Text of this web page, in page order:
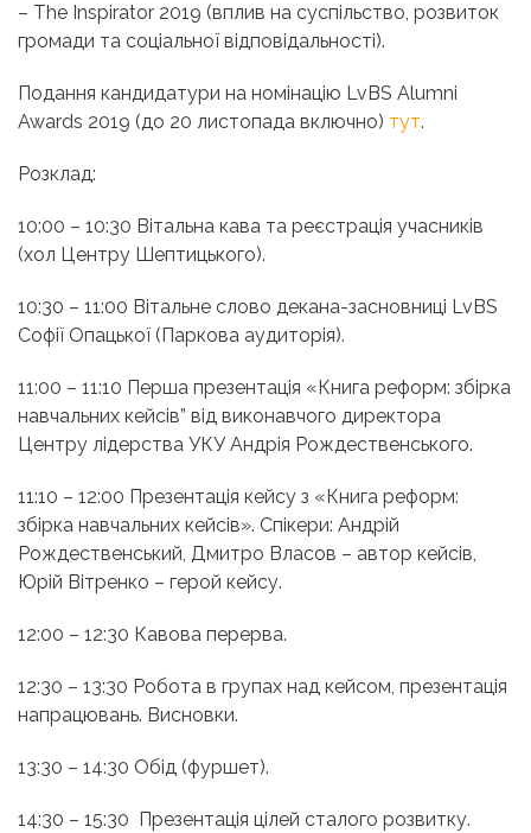
– The Inspirator 2019 (вплив на суспільство, розвиток
громади та соціальної відповідальності).
Подання кандидатури на номінацію LvBS Alumni
Awards 2019 (до 20 листопада включно) тут.
Розклад:
10:00 – 10:30 Вітальна кава та реєстрація учасників
(хол Центру Шептицького).
10:30 – 11:00 Вітальне слово декана-засновниці LvBS
Софії Опацької (Паркова аудиторія).
11:00 – 11:10 Перша презентація «Книга реформ: збірка
навчальних кейсів” від виконавчого директора
Центру лідерства УКУ Андрія Рождественського.
11:10 – 12:00 Презентація кейсу з «Книга реформ:
збірка навчальних кейсів». Спікери: Андрій
Рождественський, Дмитро Власов – автор кейсів,
Юрій Вітренко – герой кейсу.
12:00 – 12:30 Кавова перерва.
12:30 – 13:30 Робота в групах над кейсом, презентація
напрацювань. Висновки.
13:30 – 14:30 Обід (фуршет).
14:30 – 15:30 Презентація цілей сталого розвитку.